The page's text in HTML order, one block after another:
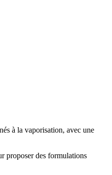
à la vaporisation, avec une
proposer des formulations